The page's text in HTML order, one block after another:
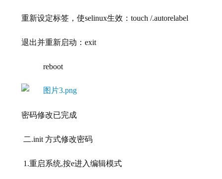
重新设定标签，使selinux生效： touch /.autorelabel
退出并重新启动： exit
reboot
密码修改已完成
二.init 方式修改密码
1.重启系统,按e进入编辑模式